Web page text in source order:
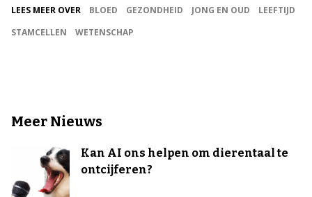
LEES MEER OVER BLOED GEZONDHEID JONG EN OUD
LEEFTIJD
STAMCELLEN
WETENSCHAP
Meer Nieuws
Kan AI ons helpen om dierentaal te
ontcijferen?